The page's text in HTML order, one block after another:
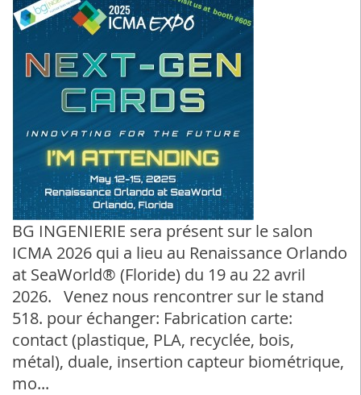
BG INGENIERIE sera présent sur le salon
ICMA 2026 qui a lieu au Renaissance Orlando
at SeaWorld® (Floride) du 19 au 22 avril
2026. Venez nous rencontrer sur le stand
518. pour échanger: Fabrication carte:
contact (plastique, PLA, recyclée, bois,
métal), duale, insertion capteur biométrique,
mo...